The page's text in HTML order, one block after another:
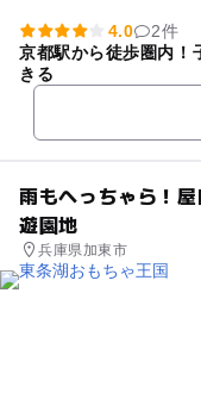
4.0
2件
京都駅から徒歩圏内！
きる
雨もへっちゃら！
遊園地
兵庫県加東市